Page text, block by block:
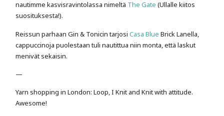
nautimme kasvisravintolassa nimeltä The Gate (Ullalle kiitos
suosituksesta!).
Reissun parhaan Gin & Tonicin tarjosiCasa Blue Brick Lanella,
cappuccinoja puolestaan tuli nautittua niin monta, että laskut
menivät sekaisin.
—
Yarn shopping in London: Loop, I Knit and Knit with attitude.
Awesome!